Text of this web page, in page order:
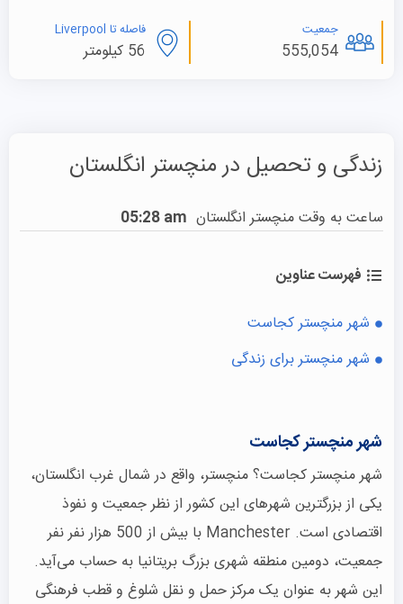
جمعیت
555,054
فاصله تا Liverpool
56 کیلومتر
زندگی و تحصیل در منچستر انگلستان
ساعت به وقت منچستر انگلستان 05:28 am
فهرست عناوین
شهر منچستر کجاست
شهر منچستر برای زندگی
شهر منچستر کجاست
شهر منچستر کجاست؟ منچستر، واقع در شمال غرب انگلستان،
یکی از بزرگترین شهرهای این کشور از نظر جمعیت و نفوذ
اقتصادی است. Manchester با بیش از 500 هزار نفر نفر
جمعیت، دومین منطقه شهری بزرگ بریتانیا به حساب می‌آید.
این شهر به عنوان یک مرکز حمل و نقل شلوغ و قطب فرهنگی